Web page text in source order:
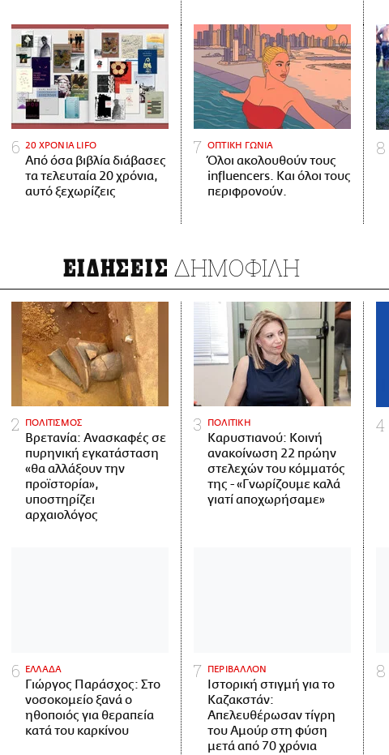
20 ΧΡΟΝΙΑ LIFO
Από όσα βιβλία διάβασες
τα τελευταία 20 χρόνια,
αυτό ξεχωρίζεις
ΟΠΤΙΚΗ ΓΩΝΙΑ
Όλοι ακολουθούν τους
influencers. Και όλοι τους
περιφρονούν.
ΕΙΔΗΣΕΙΣ ΔΗΜΟΦΙΛΗ
ΠΟΛΙΤΙΣΜΟΣ
Βρετανία: Ανασκαφές σε
πυρηνική εγκατάσταση
«θα αλλάξουν την
προϊστορία»,
υποστηρίζει
αρχαιολόγος
ΠΟΛΙΤΙΚΗ
Καρυστιανού: Κοινή
ανακοίνωση 22 πρώην
στελεχών του κόμματός
της - «Γνωρίζουμε καλά
γιατί αποχωρήσαμε»
ΕΛΛΑΔΑ
Γιώργος Παράσχος: Στο
νοσοκομείο ξανά ο
ηθοποιός για θεραπεία
κατά του καρκίνου
ΠΕΡΙΒΑΛΛΟΝ
Ιστορική στιγμή για το
Καζακστάν:
Απελευθέρωσαν τίγρη
του Αμούρ στη φύση
μετά από 70 χρόνια